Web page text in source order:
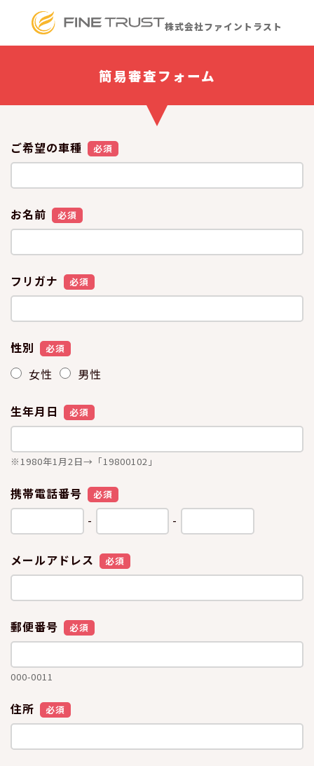
株式会社ファイントラスト
簡易審査フォーム
ご希望の車種 必須
お名前 必須
フリガナ 必須
性別 必須
女性 男性
生年月日 必須
※1980年1月2日→「19800102」
携帯電話番号 必須
- -
メールアドレス 必須
郵便番号 必須
000-0011
住所 必須